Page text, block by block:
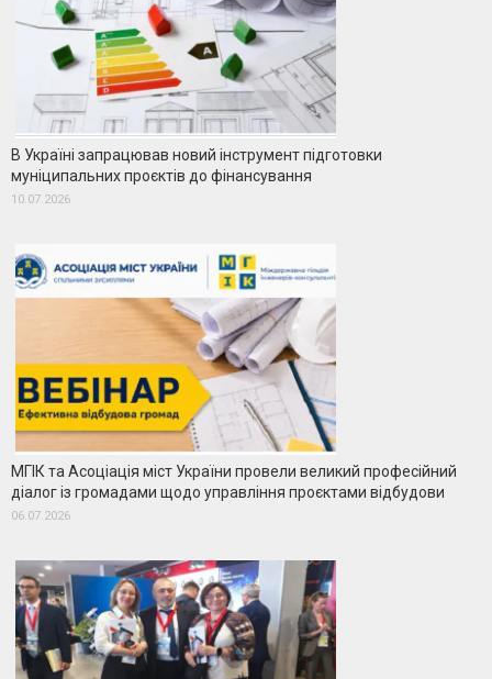
В Україні запрацював новий інструмент підготовки
муніципальних проєктів до фінансування
10.07.2026
МГІК та Асоціація міст України провели великий професійний
діалог із громадами щодо управління проєктами відбудови
06.07.2026